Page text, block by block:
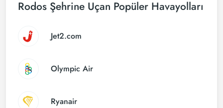
Rodos Şehrine Uçan Popüler Havayolları
Jet2.com
Olympic Air
Ryanair